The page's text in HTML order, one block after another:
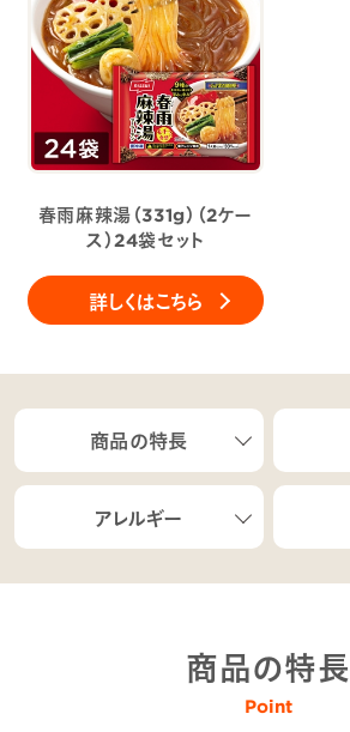
春雨麻辣湯（331g）（2ケー
ス）24袋セット
詳しくはこちら
商品の特長
アレルギー
商品の特長
Point